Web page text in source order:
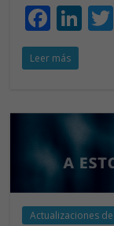
F
ac
e
o
o
k
Li
dI
n
Leer más
Actualizaciones